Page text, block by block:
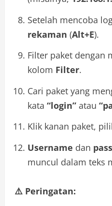
Setelah mencoba
rekaman (Alt+E).
Filter paket dengan
kolom Filter.
Cari paket yang
kata “login” atau
Klik kanan paket,
Username dan
muncul dalam teks
⚠️ Peringatan: